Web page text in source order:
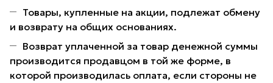
Товары, купленные на акции, подлежат обмену
и возврату на общих основаниях.
Возврат уплаченной за товар денежной суммы
производится продавцом в той же форме, в
которой производилась оплата, если стороны не